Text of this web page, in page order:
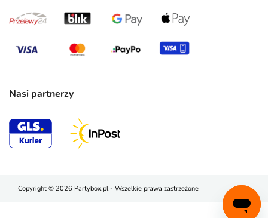
Nasi partnerzy
Copyright © 2026 Partybox.pl - Wszelkie prawa zastrzeżone